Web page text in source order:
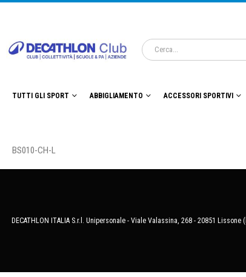
TUTTI GLI SPORT ABBIGLIAMENTO ACCESSORI SPORTIVI
BS010-CH-L
DECATHLON ITALIA S.r.l. Unipersonale - Viale Valassina, 268 - 20851